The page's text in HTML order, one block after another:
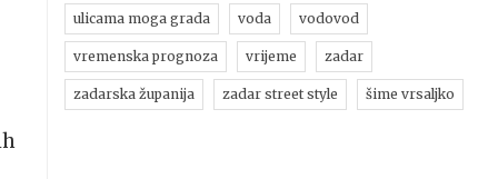
ulicama moga grada voda vodovod
vremenska prognoza vrijeme zadar
zadarska županija zadar street style šime vrsaljko